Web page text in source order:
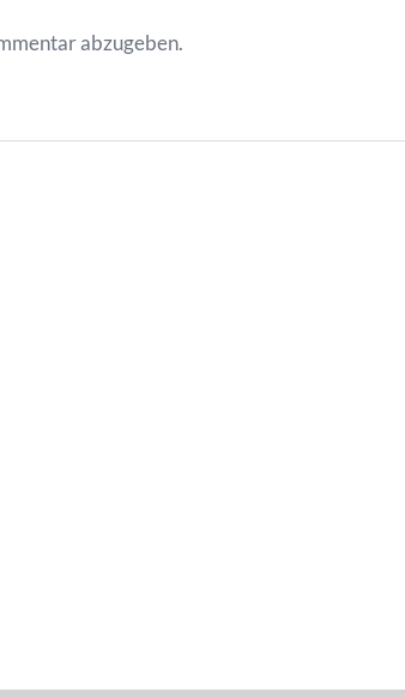
abzugeben.